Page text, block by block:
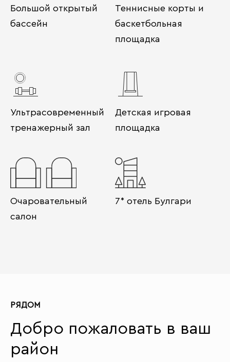
Большой открытый
бассейн
Теннисные корты и
баскетбольная
площадка
Ультрасовременный
тренажерный зал
Детская игровая
площадка
Очаровательный
салон
7* отель Булгари
РЯДОМ
Добро пожаловать в ваш
район